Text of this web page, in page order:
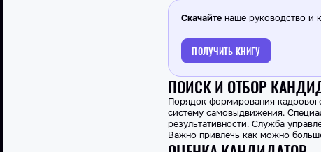
Скачайте наше руководство и
ПОЛУЧИТЬ КНИГУ
ПОИСК И ОТБОР
Порядок формирования
систему самовыдвижения.
результативности. Служба
Важно привлечь как можно